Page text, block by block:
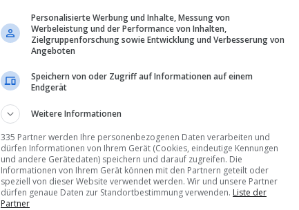
Personalisierte Werbung und Inhalte, Messung von
Werbeleistung und der Performance von Inhalten,
Zielgruppenforschung sowie Entwicklung und Verbesserung von
Angeboten
Speichern von oder Zugriff auf Informationen auf einem
Endgerät
Weitere Informationen
335 Partner werden Ihre personenbezogenen Daten verarbeiten und
dürfen Informationen von Ihrem Gerät (Cookies, eindeutige Kennungen
und andere Gerätedaten) speichern und darauf zugreifen. Die
Informationen von Ihrem Gerät können mit den Partnern geteilt oder
speziell von dieser Website verwendet werden. Wir und unsere Partner
dürfen genaue Daten zur Standortbestimmung verwenden. Liste der
Partner